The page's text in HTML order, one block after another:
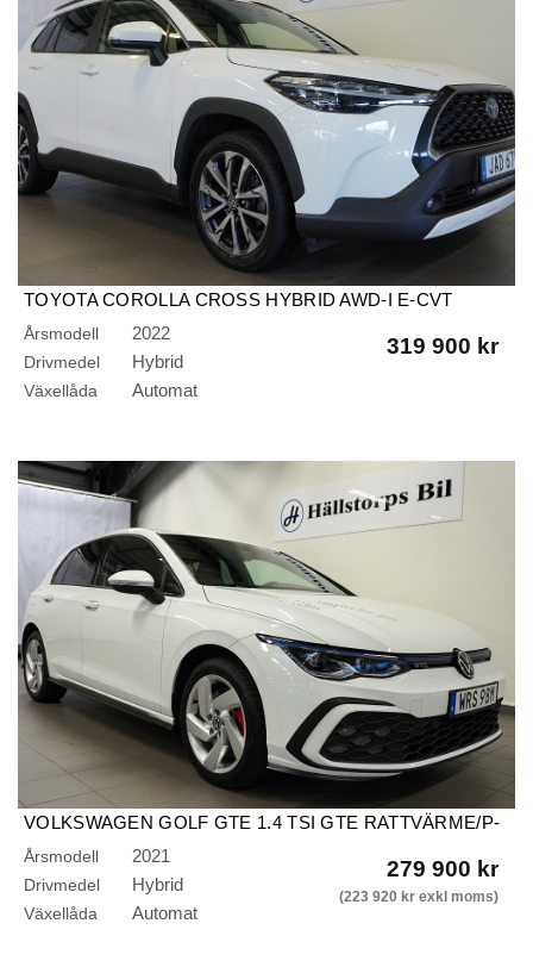
TOYOTA COROLLA CROSS HYBRID AWD-I E-CVT
STYLE DRAG RATTVÄRME
Årsmodell 2022
Drivmedel Hybrid
Växellåda Automat
319 900 kr
VOLKSWAGEN GOLF GTE 1.4 TSI GTE RATTVÄRME/P-
VÄRMARE/NAVI
Årsmodell 2021
Drivmedel Hybrid
Växellåda Automat
279 900 kr
(223 920 kr exkl moms)